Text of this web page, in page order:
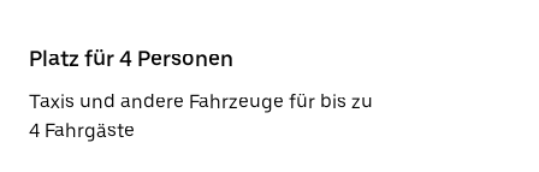
Platz für 4 Personen
Taxis und andere Fahrzeuge für bis zu
4 Fahrgäste